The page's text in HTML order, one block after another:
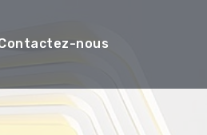
nous